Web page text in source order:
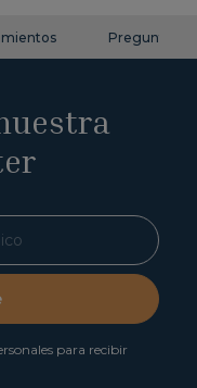
Preguntas
para recibir